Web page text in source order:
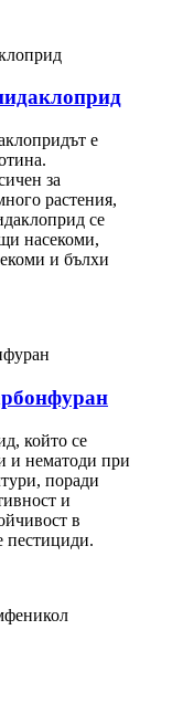
е
за
растения,
се
насекоми,
и бълхи
който се
и нематоди при
поради
и
в
пестициди.